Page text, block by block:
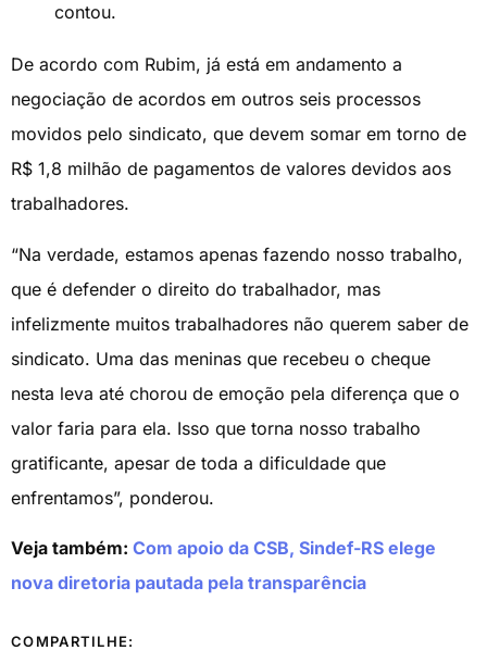
contou.
De acordo com Rubim, já está em andamento a
negociação de acordos em outros seis processos
movidos pelo sindicato, que devem somar em torno de
R$ 1,8 milhão de pagamentos de valores devidos aos
trabalhadores.
“Na verdade, estamos apenas fazendo nosso trabalho,
que é defender o direito do trabalhador, mas
infelizmente muitos trabalhadores não querem saber de
sindicato. Uma das meninas que recebeu o cheque
nesta leva até chorou de emoção pela diferença que o
valor faria para ela. Isso que torna nosso trabalho
gratificante, apesar de toda a dificuldade que
enfrentamos”, ponderou.
Veja também: Com apoio da CSB, Sindef-RS elege
nova diretoria pautada pela transparência
COMPARTILHE: